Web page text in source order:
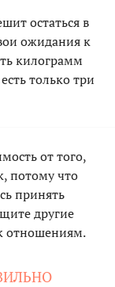
остаться в
ожидания к
килограмм
только три
от того,
потому что
принять
другие
отношениям.